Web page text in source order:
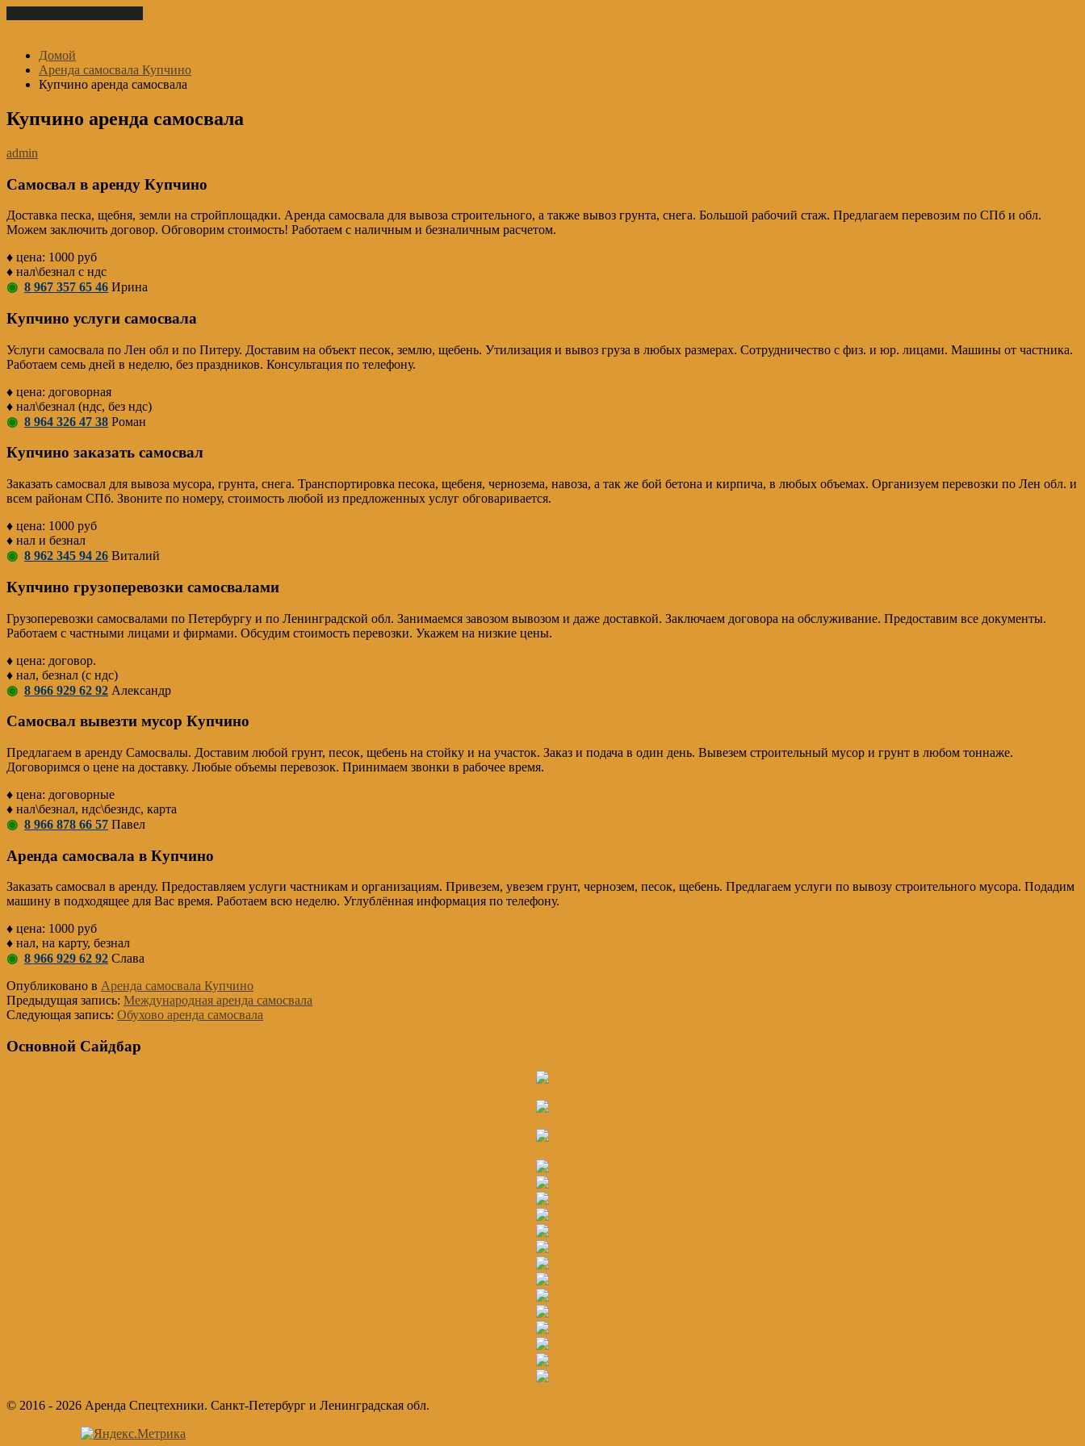
Домой
Аренда самосвала Купчино
Купчино аренда самосвала
Купчино аренда самосвала
admin
Самосвал в аренду Купчино
Доставка песка, щебня, земли на стройплощадки. Аренда самосвала для вывоза строительного, а также вывоз грунта, снега. Большой рабочий стаж. Предлагаем перевозим по СПб и обл.
Можем заключить договор. Обговорим стоимость! Работаем с наличным и безналичным расчетом.
♦ цена: 1000 руб
♦ нал\безнал с ндс
◉ 8 967 357 65 46 Ирина
Купчино услуги самосвала
Услуги самосвала по Лен обл и по Питеру. Доставим на объект песок, землю, щебень. Утилизация и вывоз груза в любых размерах. Сотрудничество с физ. и юр. лицами. Машины от частника.
Работаем семь дней в неделю, без праздников. Консультация по телефону.
♦ цена: договорная
♦ нал\безнал (ндс, без ндс)
◉ 8 964 326 47 38 Роман
Купчино заказать самосвал
Заказать самосвал для вывоза мусора, грунта, снега. Транспортировка песока, щебеня, чернозема, навоза, а так же бой бетона и кирпича, в любых объемах. Организуем перевозки по Лен обл. и
всем районам СПб. Звоните по номеру, стоимость любой из предложенных услуг обговаривается.
♦ цена: 1000 руб
♦ нал и безнал
◉ 8 962 345 94 26 Виталий
Купчино грузоперевозки самосвалами
Грузоперевозки самосвалами по Петербургу и по Ленинградской обл. Занимаемся завозом вывозом и даже доставкой. Заключаем договора на обслуживание. Предоставим все документы.
Работаем с частными лицами и фирмами. Обсудим стоимость перевозки. Укажем на низкие цены.
♦ цена: договор.
♦ нал, безнал (с ндс)
◉ 8 966 929 62 92 Александр
Самосвал вывезти мусор Купчино
Предлагаем в аренду Самосвалы. Доставим любой грунт, песок, щебень на стойку и на участок. Заказ и подача в один день. Вывезем строительный мусор и грунт в любом тоннаже.
Договоримся о цене на доставку. Любые объемы перевозок. Принимаем звонки в рабочее время.
♦ цена: договорные
♦ нал\безнал, ндс\безндс, карта
◉ 8 966 878 66 57 Павел
Аренда самосвала в Купчино
Заказать самосвал в аренду. Предоставляем услуги частникам и организациям. Привезем, увезем грунт, чернозем, песок, щебень. Предлагаем услуги по вывозу строительного мусора. Подадим
машину в подходящее для Вас время. Работаем всю неделю. Углублённая информация по телефону.
♦ цена: 1000 руб
♦ нал, на карту, безнал
◉ 8 966 929 62 92 Слава
Опубликовано в Аренда самосвала Купчино
Предыдущая запись: Международная аренда самосвала
Следующая запись: Обухово аренда самосвала
Основной Сайдбар
© 2016 - 2026 Аренда Спецтехники. Санкт-Петербург и Ленинградская обл.